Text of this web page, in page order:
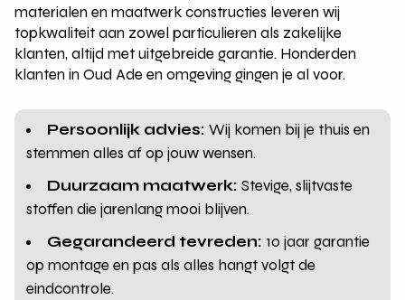
materialen en maatwerk constructies leveren wij
topkwaliteit aan zowel particulieren als zakelijke
klanten, altijd met uitgebreide garantie. Honderden
klanten in Oud Ade en omgeving gingen je al voor.
Persoonlijk advies: Wij komen bij je thuis en
stemmen alles af op jouw wensen.
Duurzaam maatwerk: Stevige, slijtvaste
stoffen die jarenlang mooi blijven.
Gegarandeerd tevreden: 10 jaar garantie
op montage en pas als alles hangt volgt de
eindcontrole.